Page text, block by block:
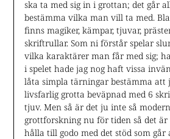
ska ta med sig in i grottan; det går
bestämma vilka man vill ta med.
finns magiker, kämpar, tjuvar,
skriftrullar. Som ni förstår spelar
vilka karaktärer man får med sig;
i spelet hade jag nog haft vissa
låta simpla tärningar bestämma att
livsfarlig grotta beväpnad med 6
tjuv. Men så är det ju inte så
grottforskning nu för tiden så det
hålla till godo med det stöd som går